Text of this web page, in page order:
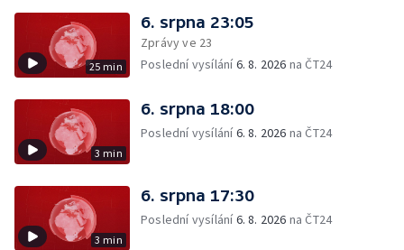
25 min
6. srpna 23:05
Zprávy ve 23
Poslední vysílání6. 8. 2026 na ČT24
3 min
6. srpna 18:00
Poslední vysílání6. 8. 2026 na ČT24
3 min
6. srpna 17:30
Poslední vysílání6. 8. 2026 na ČT24